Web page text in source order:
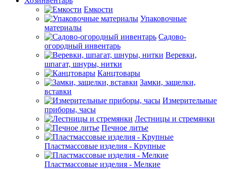
Емкости
Упаковочные
материалы
Садово-
огородный инвентарь
Веревки,
шпагат, шнуры, нитки
Канцтовары
Замки, защелки,
вставки
Измерительные
приборы, часы
Лестницы и стремянки
Печное литье
Пластмассовые изделия - Крупные
Пластмассовые изделия - Мелкие